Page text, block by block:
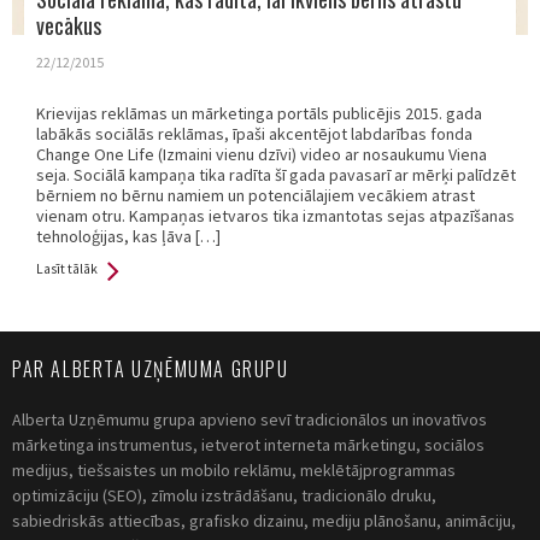
vecākus
22/12/2015
Krievijas reklāmas un mārketinga portāls publicējis 2015. gada
labākās sociālās reklāmas, īpaši akcentējot labdarības fonda
Change One Life (Izmaini vienu dzīvi) video ar nosaukumu Viena
seja. Sociālā kampaņa tika radīta šī gada pavasarī ar mērķi palīdzēt
bērniem no bērnu namiem un potenciālajiem vecākiem atrast
vienam otru. Kampaņas ietvaros tika izmantotas sejas atpazīšanas
tehnoloģijas, kas ļāva […]
Lasīt tālāk
PAR ALBERTA UZŅĒMUMA GRUPU
Alberta Uzņēmumu grupa apvieno sevī tradicionālos un inovatīvos
mārketinga instrumentus, ietverot interneta mārketingu, sociālos
medijus, tiešsaistes un mobilo reklāmu, meklētājprogrammas
optimizāciju (SEO), zīmolu izstrādāšanu, tradicionālo druku,
sabiedriskās attiecības, grafisko dizainu, mediju plānošanu, animāciju,